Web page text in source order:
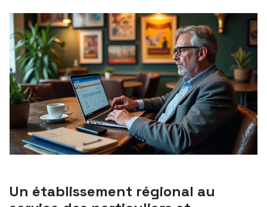
Un établissement régional au